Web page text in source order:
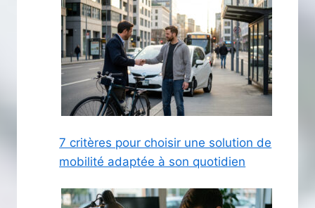
7 critères pour choisir une solution de
mobilité adaptée à son quotidien